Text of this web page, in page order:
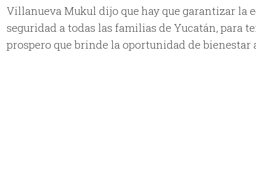
Villanueva Mukul dijo que hay que garantizar la
seguridad a todas las familias de Yucatán, para
prospero que brinde la oportunidad de bienestar